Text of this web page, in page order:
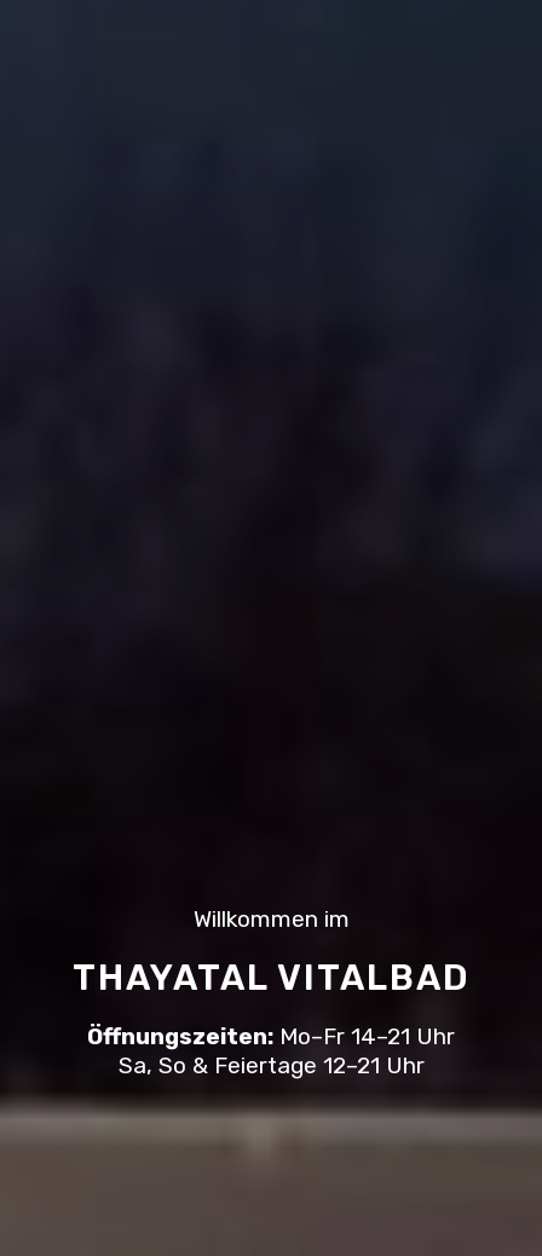
Willkommen im
THAYATAL VITALBAD
Öffnungszeiten: Mo–Fr 14–21 Uhr
Sa, So & Feiertage 12–21 Uhr